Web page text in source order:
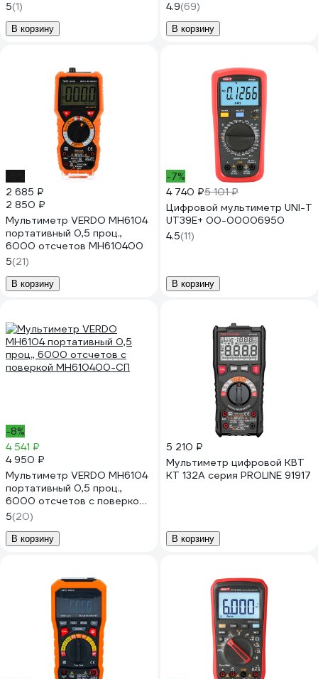
5(1)
В корзину
M118A
4.9(69)
В корзину
2 685 ₽
2 850 ₽
Мультиметр VERDO MH6104
портативный 0,5 проц.,
6000 отсчетов MH610400
5(21)
В корзину
-7%
4 740 ₽5 101 ₽
Цифровой мультиметр UNI-T
UT39E+ 00-00006950
4.5(11)
В корзину
-8%
4 541 ₽
4 950 ₽
Мультиметр VERDO MH6104
портативный 0,5 проц.,
6000 отсчетов с поверкой
MH610400-СП
5(20)
В корзину
5 210 ₽
Мультиметр цифровой КВТ
KT 132А серия PROLINE 91917
В корзину